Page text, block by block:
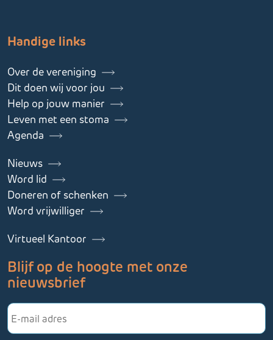
Handige links
Over de vereniging
Dit doen wij voor jou
Help op jouw manier
Leven met een stoma
Agenda
Nieuws
Word lid
Doneren of schenken
Word vrijwilliger
Virtueel Kantoor
Blijf op de hoogte met onze
nieuwsbrief
E-
mailadres